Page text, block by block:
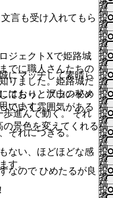
で
す
い
ね
更
必
要
で
す
い
ね
更
ン
が
必
要
で
す
い
ね
更
イ
ン
が
必
要
で
す
い
ね
更
ロ
グ
イ
ン
が
必
要
で
す
い
ね
更
は
ロ
グ
イ
ン
が
必
要
で
す
い
ね
る
に
は
ロ
グ
イ
ン
が
必
要
で
す
す
る
に
は
ロ
グ
イ
ン
が
必
要
で
す
い
ね
す
る
に
は
ロ
グ
イ
ン
が
必
要
で
す
い
い
ね
す
る
に
は
ロ
グ
イ
ン
が
必
要
で
い
い
ね
す
る
に
は
ロ
グ
イ
ン
が
必
要
い
い
ね
す
る
に
は
ロ
グ
イ
ン
が
者
い
い
ね
す
る
に
は
ロ
グ
イ
ン
稿
者
い
い
ね
す
る
に
は
ロ
グ
言も受け入れてもら 投
稿
者
い
い
ね
す
る
に
は
ロ
投
稿
者
い
い
ね
す
る
に
ジェクトXで姫路城
でに職人さんたちの
りました。姫路城だ
はもっと沢山の秘め
います。
投
稿
者
い
い
ね
す
る
にマッチして素晴ら 投
稿
者
い
い
ね
ており、ブランドメ
ていく雰囲気がある
投
稿
者
い
い
歩進んで動く。 それ
景色を変えてくれる
投
稿
者
それにつきる。
投
稿
者
ない、ほどほどな感
す。
投
稿
者
なので ひめたるが良 投
稿
投